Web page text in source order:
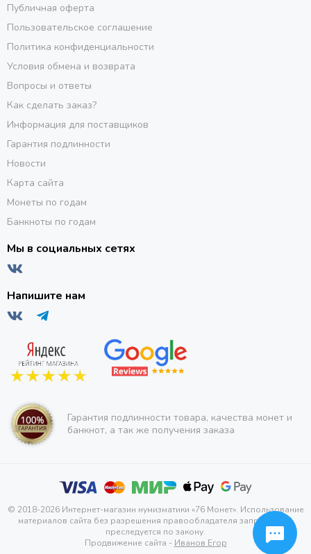
Публичная оферта
Пользовательское соглашение
Политика конфиденциальности
Условия обмена и возврата
Вопросы и ответы
Как сделать заказ?
Информация для поставщиков
Гарантия подлинности
Новости
Карта сайта
Монеты по годам
Банкноты по годам
Мы в социальных сетях
Напишите нам
Гарантия подлинности товара, качества монет и
банкнот, а так же получения заказа
© 2018-2026 Интернет-магазин нумизматики «76 Монет». Использование
материалов сайта без разрешения правообладателя запрещено и
преследуется по закону.
Продвижение сайта - Иванов Егор